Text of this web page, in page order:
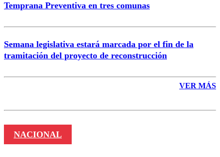
Temprana Preventiva en tres comunas
Semana legislativa estará marcada por el fin de la
tramitación del proyecto de reconstrucción
VER MÁS
NACIONAL